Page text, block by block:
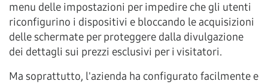
menu delle impostazioni per impedire che gli utenti
riconfigurino i dispositivi e bloccando le acquisizioni
delle schermate per proteggere dalla divulgazione
dei dettagli sui prezzi esclusivi per i visitatori.
Ma soprattutto, l'azienda ha configurato facilmente e